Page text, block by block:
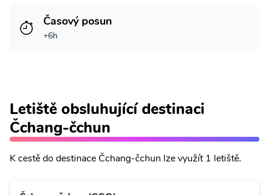
Časový posun
+6h
Letiště obsluhující destinaci
Čchang-čchun
K cestě do destinace Čchang-čchun lze využít 1 letiště.